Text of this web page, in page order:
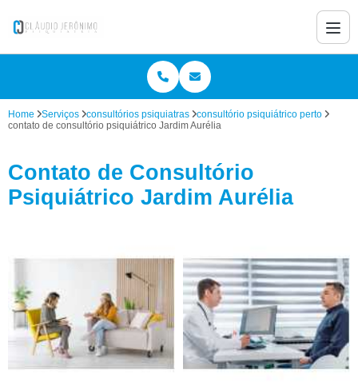
Home Serviços consultórios psiquiatras
consultório psiquiátrico perto
contato de consultório psiquiátrico Jardim Aurélia
Contato de Consultório
Psiquiátrico Jardim Aurélia